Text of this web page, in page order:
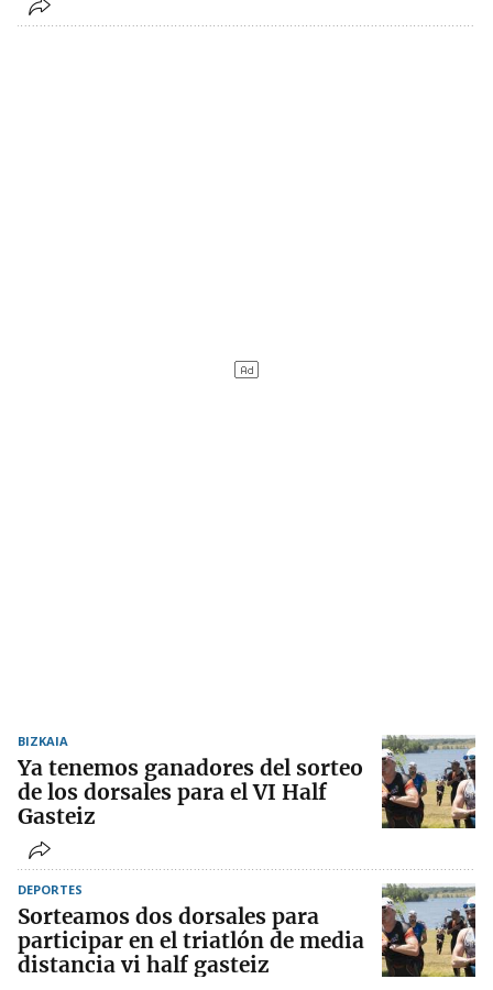
BIZKAIA
Ya tenemos ganadores del sorteo
de los dorsales para el VI Half
Gasteiz
DEPORTES
Sorteamos dos dorsales para
participar en el triatlón de media
distancia vi half gasteiz